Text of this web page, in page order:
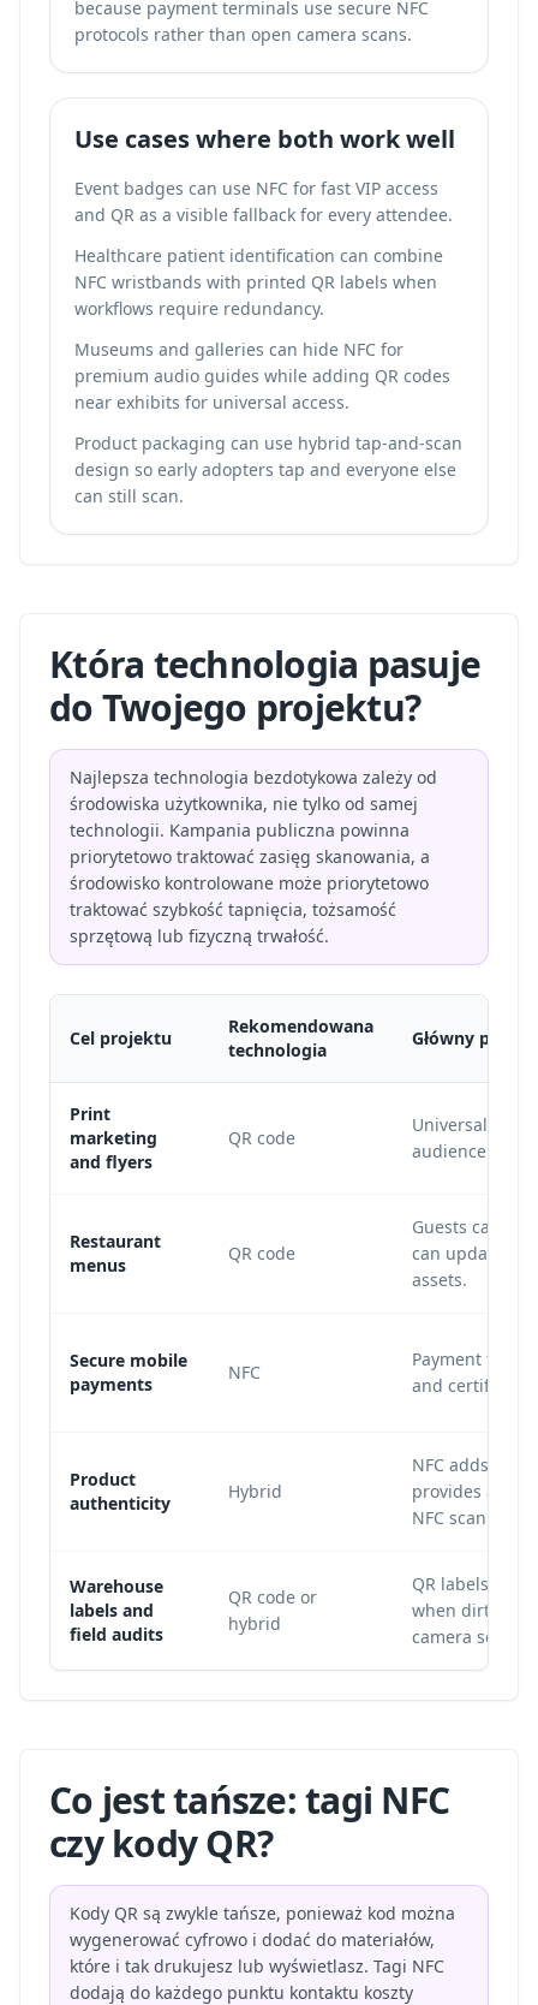
because payment terminals use secure NFC
protocols rather than open camera scans.
Use cases where both work well
Event badges can use NFC for fast VIP access
and QR as a visible fallback for every attendee.
Healthcare patient identification can combine
NFC wristbands with printed QR labels when
workflows require redundancy.
Museums and galleries can hide NFC for
premium audio guides while adding QR codes
near exhibits for universal access.
Product packaging can use hybrid tap-and-scan
design so early adopters tap and everyone else
can still scan.
Która technologia pasuje
do Twojego projektu?
Najlepsza technologia bezdotykowa zależy od
środowiska użytkownika, nie tylko od samej
technologii. Kampania publiczna powinna
priorytetowo traktować zasięg skanowania, a
środowisko kontrolowane może priorytetowo
traktować szybkość tapnięcia, tożsamość
sprzętową lub fizyczną trwałość.
Cel projektu
Rekomendowana
technologia
Główny powód
Print
marketing
and flyers
QR code
Universal
audience
Restaurant
menus
QR code
Guests can
can update
assets.
Secure mobile
payments
NFC
Payment flows
and certified
Product
authenticity
Hybrid
NFC adds a
provides a
NFC scanning.
Warehouse
labels and
field audits
QR code or
hybrid
QR labels are
when dirt,
camera scans.
Co jest tańsze: tagi NFC
czy kody QR?
Kody QR są zwykle tańsze, ponieważ kod można
wygenerować cyfrowo i dodać do materiałów,
które i tak drukujesz lub wyświetlasz. Tagi NFC
dodają do każdego punktu kontaktu koszty